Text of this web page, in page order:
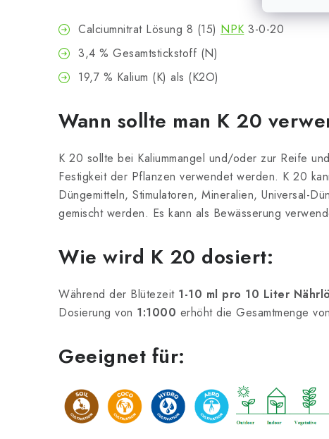
Calciumnitrat Lösung 8 (15) NPK 3-0-20
3,4 % Gesamtstickstoff (N)
19,7 % Kalium (K) als (K2O)
Wann sollte man K 20
K 20 sollte bei Kaliummangel und/oder zur Reife
Festigkeit der Pflanzen verwendet werden. K 20
Düngemitteln, Stimulatoren, Mineralien, Universal-
gemischt werden. Es kann als Bewässerung
Wie wird K 20 dosiert:
Während der Blütezeit 1-10 ml pro 10 Liter
Dosierung von 1:1000 erhöht die Gesamtmenge
Geeignet für: